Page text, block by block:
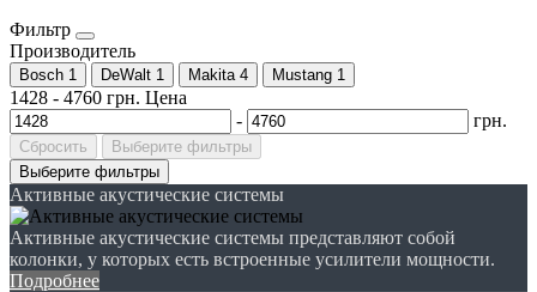
Фильтр
Производитель
Bosch 1 DeWalt 1 Makita 4 Mustang 1
1428 - 4760 грн. Цена
-
грн.
Сбросить
Выберите фильтры
Выберите фильтры
Активные акустические системы
Активные акустические системы представляют собой
колонки, у которых есть встроенные усилители мощности.
Подробнее